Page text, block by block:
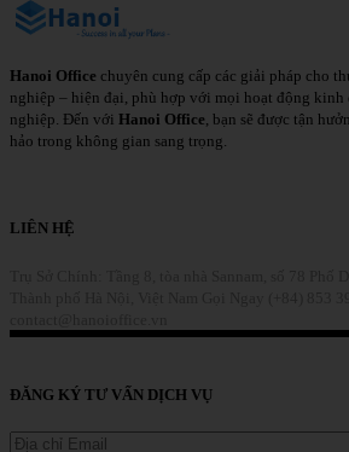
Hanoi Office chuyên cung cấp các giải pháp cho
nghiệp – hiện đại, phù hợp với mọi hoạt động kinh
nghiệp. Đến với Hanoi Office , bạn sẽ được tận
hảo trong không gian sang trọng.
LIÊN HỆ
ĐĂNG KÝ TƯ VẤN DỊCH VỤ